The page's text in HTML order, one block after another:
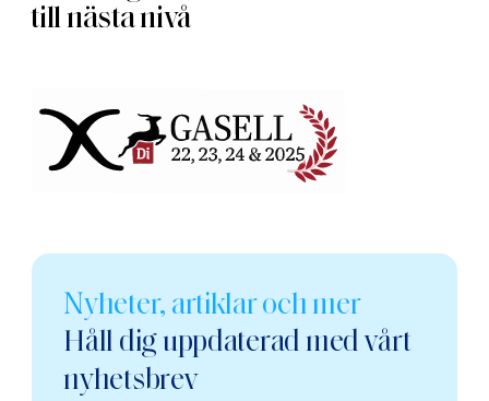
till nästa nivå
Nyheter, artiklar och mer
Håll dig uppdaterad med vårt
nyhetsbrev